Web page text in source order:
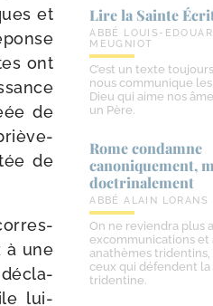
et
ont
de
de
à une
décla­
lui-​
Lire la Sainte
ABBÉ LOUIS-
MEUGNIOT
C’est un texte
nous communique
Dieu qui aime nos
un Père.
Rome condamne
canoniquement,
doctrinalement
ABBÉ ALAIN LORANS
On ne reviendra plus
excommunications et
anathèmes tridentins,
ceux qui défendent la
tridentine.